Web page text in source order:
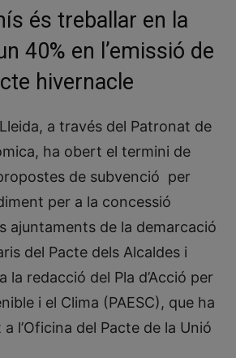
és treballar en la
40% en l’emissió de
hivernacle
a través del Patronat de
ha obert el termini de
de subvenció per
per a la concessió
ajuntaments de la demarcació
del Pacte dels Alcaldes i
la redacció del Pla d’Acció per
i el Clima (PAESC), que ha
l’Oficina del Pacte de la Unió